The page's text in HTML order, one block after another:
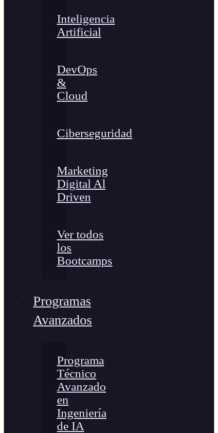
Inteligencia
Artificial
DevOps
&
Cloud
Ciberseguridad
Marketing
Digital Al
Driven
Ver todos
los
Bootcamps
Programas
Avanzados
Programa
Técnico
Avanzado
en
Ingeniería
de IA